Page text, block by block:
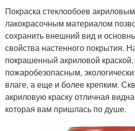
Покраска стеклообоев
лакокрасочным материалом
сохранить внешний вид и
свойства настенного покрытия.
покрашенный акриловой краской,
пожаробезопасным,
влаге, а еще и более крепким.
акриловую краску отличная
которая вам пришлась по душе.